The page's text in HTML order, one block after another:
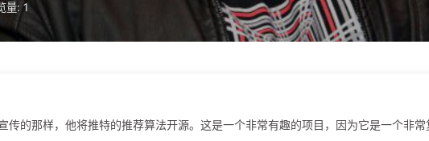
量: 1
传的那样，他将推特的推荐算法开源。这是一个非常有趣的项目，因为它是一个非常